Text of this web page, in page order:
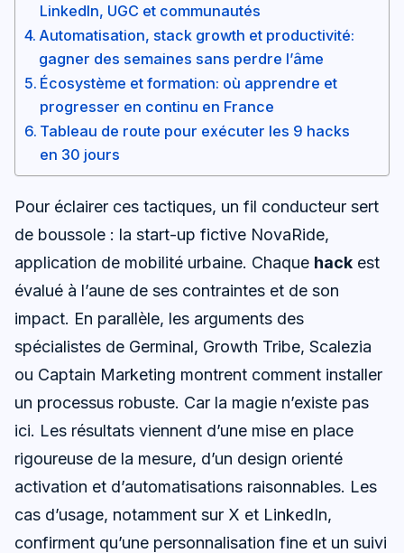
LinkedIn, UGC et communautés
Automatisation, stack growth et productivité:
gagner des semaines sans perdre l’âme
Écosystème et formation: où apprendre et
progresser en continu en France
Tableau de route pour exécuter les 9 hacks
en 30 jours
Pour éclairer ces tactiques, un fil conducteur sert
de boussole : la start-up fictive NovaRide,
application de mobilité urbaine. Chaque hack est
évalué à l’aune de ses contraintes et de son
impact. En parallèle, les arguments des
spécialistes de Germinal, Growth Tribe, Scalezia
ou Captain Marketing montrent comment installer
un processus robuste. Car la magie n’existe pas
ici. Les résultats viennent d’une mise en place
rigoureuse de la mesure, d’un design orienté
activation et d’automatisations raisonnables. Les
cas d’usage, notamment sur X et LinkedIn,
confirment qu’une personnalisation fine et un suivi